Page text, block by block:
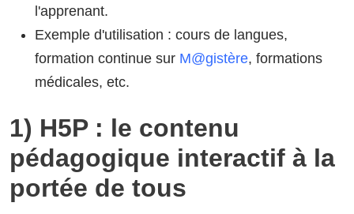
l'apprenant.
Exemple d'utilisation : cours de langues,
formation continue sur M@gistère, formations
médicales, etc.
1) H5P : le contenu
pédagogique interactif à la
portée de tous